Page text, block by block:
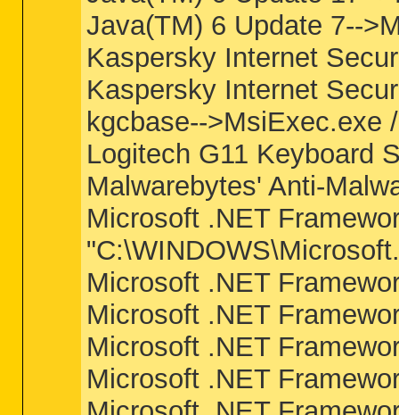
Java(TM) 6 Update 7--
Kaspersky Internet
Kaspersky Internet
kgcbase-->MsiExec.exe
Logitech G11 Keyboard
Malwarebytes' Anti-
Microsoft .NET
Microsoft .NET
Microsoft .NET
Microsoft .NET
Microsoft .NET